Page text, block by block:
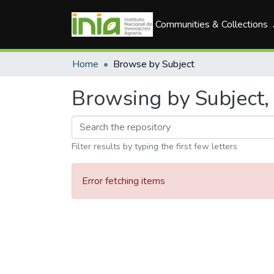
Communities & Collections
Home Browse by Subject
Browsing by
Filter results by typing the first few letters
Error fetching items